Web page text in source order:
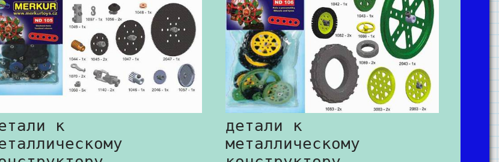
к
детали к
металлическому